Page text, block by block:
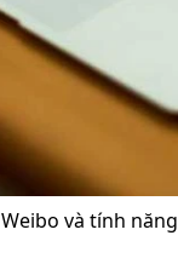
Weibo và tính